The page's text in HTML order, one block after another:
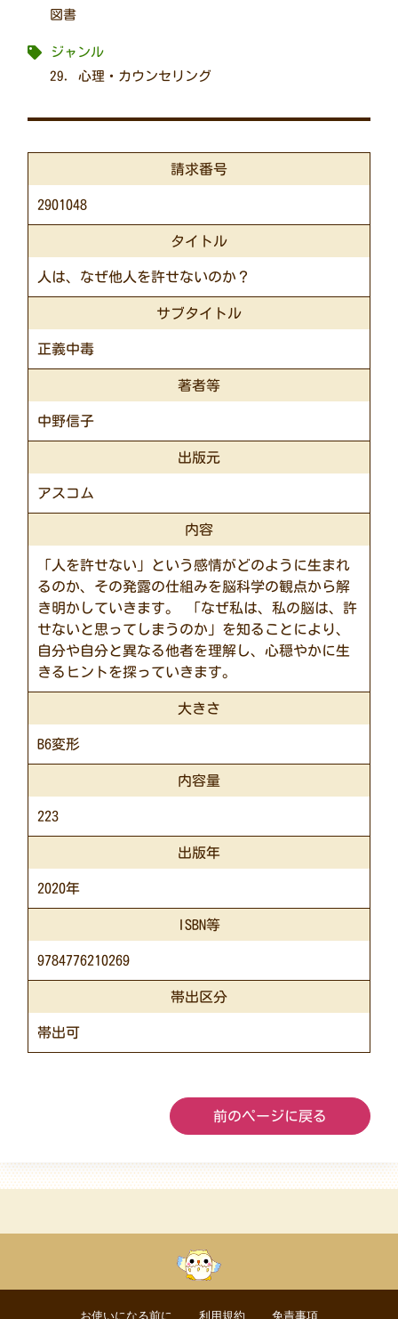
図書
ジャンル
29. 心理・カウンセリング
請求番号
2901048
タイトル
人は、なぜ他人を許せないのか？
サブタイトル
正義中毒
著者等
中野信子
出版元
アスコム
内容
「人を許せない」という感情がどのように生まれ
るのか、その発露の仕組みを脳科学の観点から解
き明かしていきます。 「なぜ私は、私の脳は、許
せないと思ってしまうのか」を知ることにより、
自分や自分と異なる他者を理解し、心穏やかに生
きるヒントを探っていきます。
大きさ
B6変形
内容量
223
出版年
2020年
ISBN等
9784776210269
帯出区分
帯出可
前のページに戻る
お使いになる前に 利用規約 免責事項